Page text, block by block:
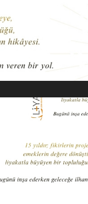
EKONOMI